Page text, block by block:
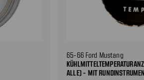
65-66 Ford Mustang
ALLE) - MIT